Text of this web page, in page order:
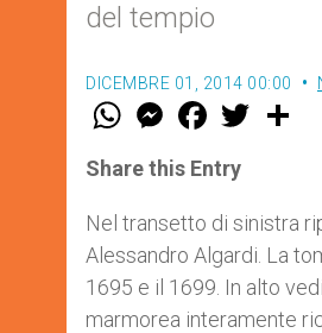
del tempio
DICEMBRE 01, 2014 00:00
W
t
s
p
p
M
e
s
e
g
e
r
F
a
e
b
o
k
w
r
Share this Entry
Nel transetto di sinistra
Alessandro Algardi. La
1695 e il 1699. In alto
marmorea interamente